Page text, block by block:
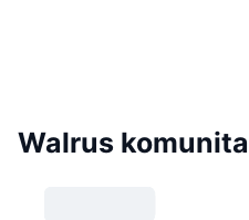
Walrus komunita